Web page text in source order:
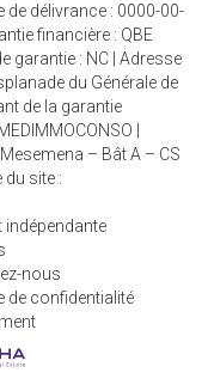
de délivrance : 0000-00-
financière : QBE
garantie : NC | Adresse
du Générale de
de la garantie
|
– Bât A – CS
du site :
indépendante
nous
de confidentialité